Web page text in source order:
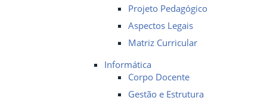
Projeto Pedagógico
Aspectos Legais
Matriz Curricular
Informática
Corpo Docente
Gestão e Estrutura